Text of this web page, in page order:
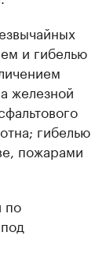
и гибелью
железной
гибелью
пожарами
по